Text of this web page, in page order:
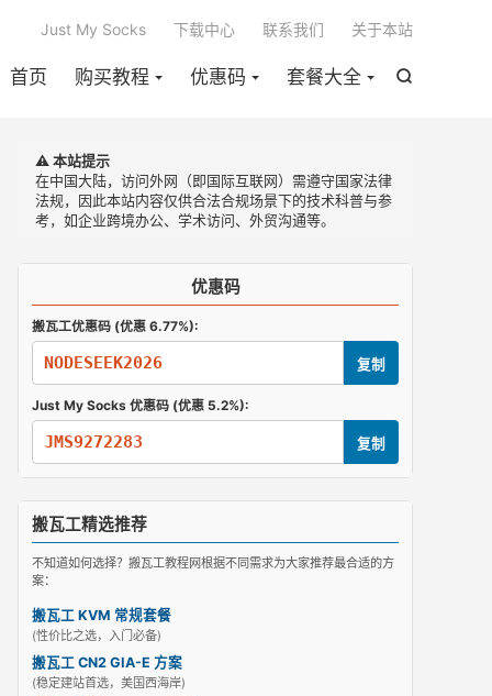

首页 购买教程 优惠码 套餐大全
Just My Socks 下载中心 联系我们 关于本站
⚠️ 本站提示
在中国大陆，访问外网（即国际互联网）需遵守国家法律
法规，因此本站内容仅供合法合规场景下的技术科普与参
考，如企业跨境办公、学术访问、外贸沟通等。
优惠码
搬瓦工优惠码 (优惠 6.77%):
NODESEEK2026 复制
Just My Socks 优惠码 (优惠 5.2%):
JMS9272283 复制
搬瓦工精选推荐
不知道如何选择？搬瓦工教程网根据不同需求为大家推荐最合适的方
案：
搬瓦工 KVM 常规套餐
(性价比之选，入门必备)
搬瓦工 CN2 GIA-E 方案
(稳定建站首选，美国西海岸)